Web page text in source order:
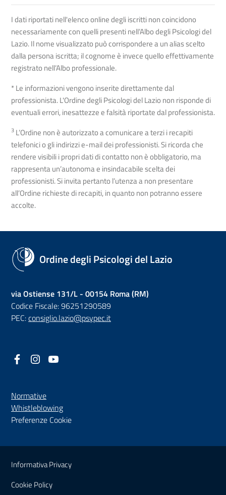
I dati riportati nell'elenco online degli iscritti non coincidono
necessariamente con quelli presenti nell’Albo degli Psicologi del
Lazio. Il nome visualizzato può corrispondere a un alias scelto
dalla persona iscritta; il cognome è invece quello effettivamente
registrato nell’Albo professionale.
* Le informazioni vengono inserite direttamente dal
professionista. L'Ordine degli Psicologi del Lazio non risponde di
eventuali errori, inesattezze e falsità riportate dal professionista.
3 L’Ordine non è autorizzato a comunicare a terzi i recapiti
telefonici o gli indirizzi e-mail dei professionisti. Si ricorda che
rendere visibili i propri dati di contatto non è obbligatorio, ma
rappresenta un’autonoma e insindacabile scelta dei
professionisti. Si invita pertanto l’utenza a non presentare
all’Ordine richieste di recapiti, in quanto non potranno essere
accolte.
Ordine degli Psicologi del Lazio
via Ostiense 131/L - 00154 Roma (RM)
Codice Fiscale: 96251290589
PEC:consiglio.lazio@psypec.it
Facebook
(nuova scheda - new tab)
Instagram
(nuova scheda - new tab)
Normative
Whistleblowing(nuova scheda - new tab)
Preferenze Cookie
Sezione Link Utili
Informativa Privacy
Cookie Policy